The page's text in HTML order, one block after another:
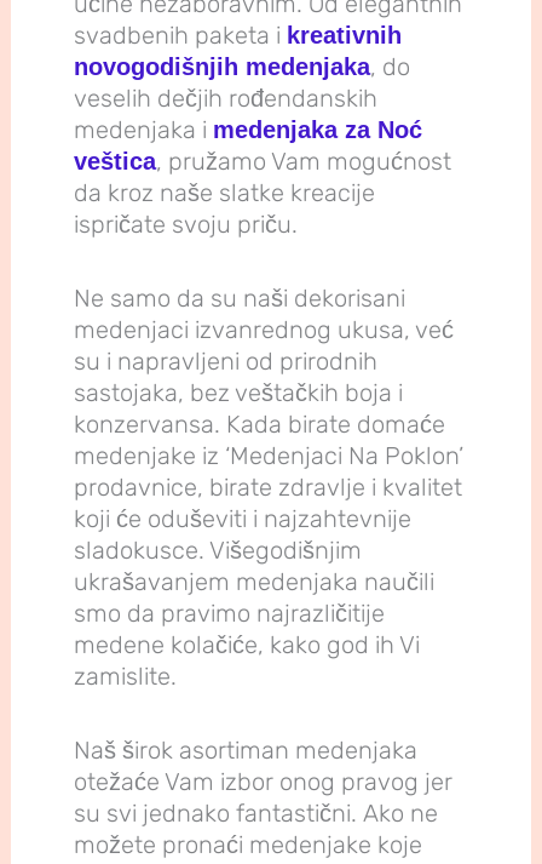
svadbenih paketa i kreativnih
novogodišnjih medenjaka, do
veselih dečjih rođendanskih
medenjaka i medenjaka za Noć
veštica, pružamo Vam mogućnost
da kroz naše slatke kreacije
ispričate svoju priču.
Ne samo da su naši dekorisani
medenjaci izvanrednog ukusa, već
su i napravljeni od prirodnih
sastojaka, bez veštačkih boja i
konzervansa. Kada birate domaće
medenjake iz ‘Medenjaci Na Poklon’
prodavnice, birate zdravlje i kvalitet
koji će oduševiti i najzahtevnije
sladokusce. Višegodišnjim
ukrašavanjem medenjaka naučili
smo da pravimo najrazličitije
medene kolačiće, kako god ih Vi
zamislite.
Naš širok asortiman medenjaka
otežaće Vam izbor onog pravog jer
su svi jednako fantastični. Ako ne
možete pronaći medenjake koje